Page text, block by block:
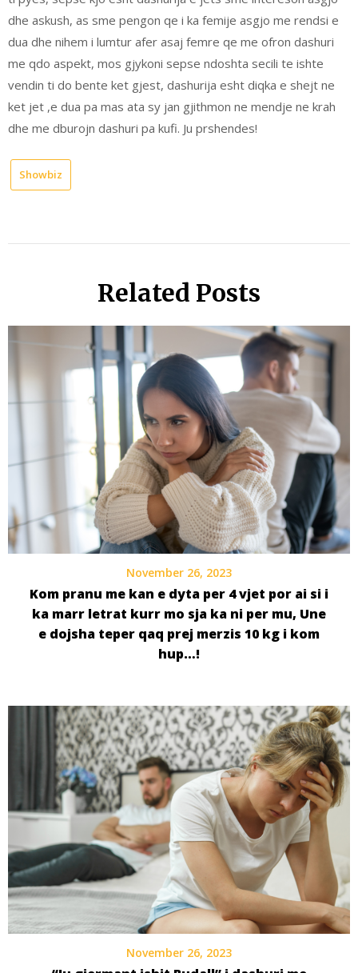
dhe askush, as sme pengon qe i ka femije asgjo me rendsi e
dua dhe nihem i lumtur afer asaj femre qe me ofron dashuri
me qdo aspekt, mos gjykoni sepse ndoshta secili te ishte
vendin ti do bente ket gjest, dashurija esht diqka e shejt ne
ket jet ,e dua pa mas ata sy jan gjithmon ne mendje ne krah
dhe me dburojn dashuri pa kufi. Ju prshendes!
Showbiz
Related Posts
November 26, 2023
Kom pranu me kan e dyta per 4 vjet por ai si i
ka marr letrat kurr mo sja ka ni per mu, Une
e dojsha teper qaq prej merzis 10 kg i kom
hup…!
November 26, 2023